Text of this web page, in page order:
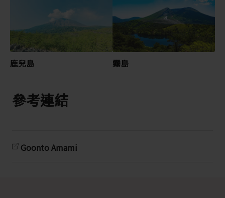
鹿兒島 霧島
參考連結
Goonto Amami